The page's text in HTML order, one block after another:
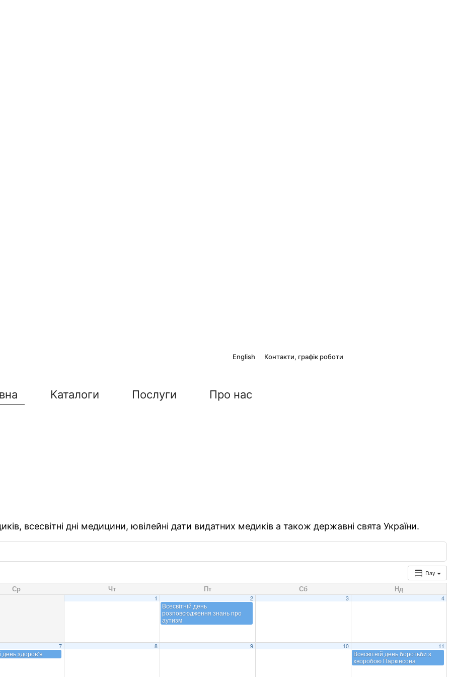
English Контакти, графік роботи
Каталоги Послуги Про нас
всесвітні дні медицини, ювілейні дати видатних медиків а також державні свята України.
Day
Ср Чт Пт Сб Нд
1 2
Всесвітній день
розповсюдження знань про
аутизм
3 4
7
день здоров’я
8 9 10 11
Всесвітній день боротьби з
хворобою Паркінсона